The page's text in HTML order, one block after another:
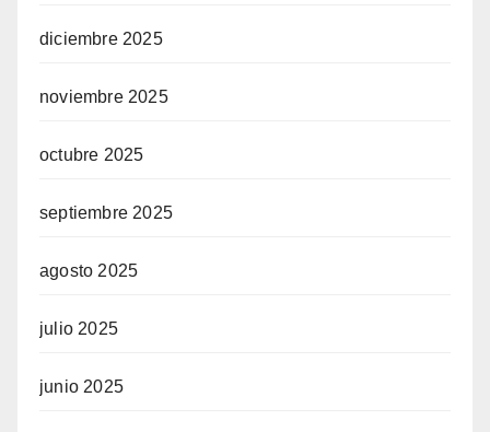
diciembre 2025
noviembre 2025
octubre 2025
septiembre 2025
agosto 2025
julio 2025
junio 2025